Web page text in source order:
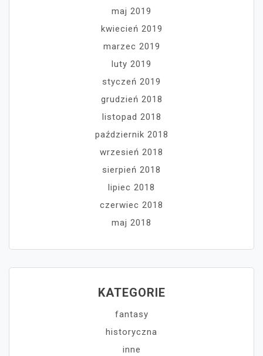
maj 2019
kwiecień 2019
marzec 2019
luty 2019
styczeń 2019
grudzień 2018
listopad 2018
październik 2018
wrzesień 2018
sierpień 2018
lipiec 2018
czerwiec 2018
maj 2018
KATEGORIE
fantasy
historyczna
inne